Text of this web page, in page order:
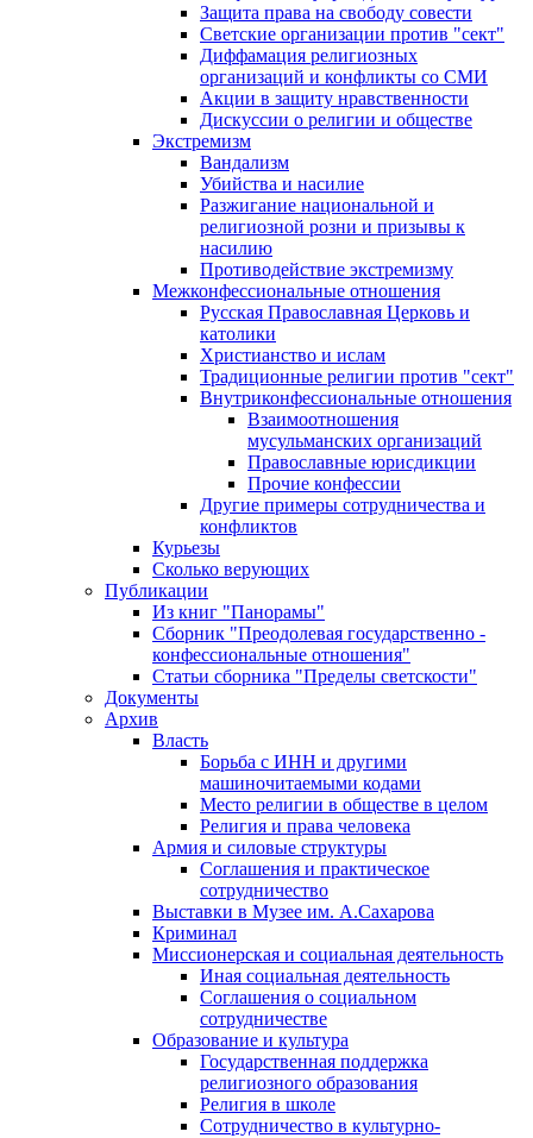
Защита права на свободу совести
Светские организации против "сект"
Диффамация религиозных
организаций и конфликты со СМИ
Акции в защиту нравственности
Дискуссии о религии и обществе
Экстремизм
Вандализм
Убийства и насилие
Разжигание национальной и
религиозной розни и призывы к
насилию
Противодействие экстремизму
Межконфессиональные отношения
Русская Православная Церковь и
католики
Христианство и ислам
Традиционные религии против "сект"
Внутриконфессиональные отношения
Взаимоотношения
мусульманских организаций
Православные юрисдикции
Прочие конфессии
Другие примеры сотрудничества и
конфликтов
Курьезы
Сколько верующих
Публикации
Из книг "Панорамы"
Сборник "Преодолевая государственно -
конфессиональные отношения"
Статьи сборника "Пределы светскости"
Документы
Архив
Власть
Борьба с ИНН и другими
машиночитаемыми кодами
Место религии в обществе в целом
Религия и права человека
Армия и силовые структуры
Соглашения и практическое
сотрудничество
Выставки в Музее им. А.Сахарова
Криминал
Миссионерская и социальная деятельность
Иная социальная деятельность
Соглашения о социальном
сотрудничестве
Образование и культура
Государственная поддержка
религиозного образования
Религия в школе
Сотрудничество в культурно-